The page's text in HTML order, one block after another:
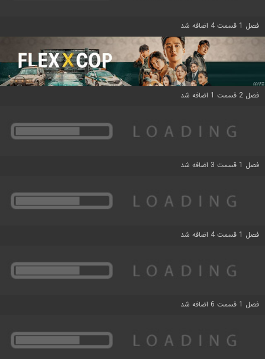
فصل 1 قسمت 4 اضافه شد
فصل 2 قسمت 1 اضافه شد
فصل 1 قسمت 3 اضافه شد
فصل 1 قسمت 4 اضافه شد
فصل 1 قسمت 6 اضافه شد